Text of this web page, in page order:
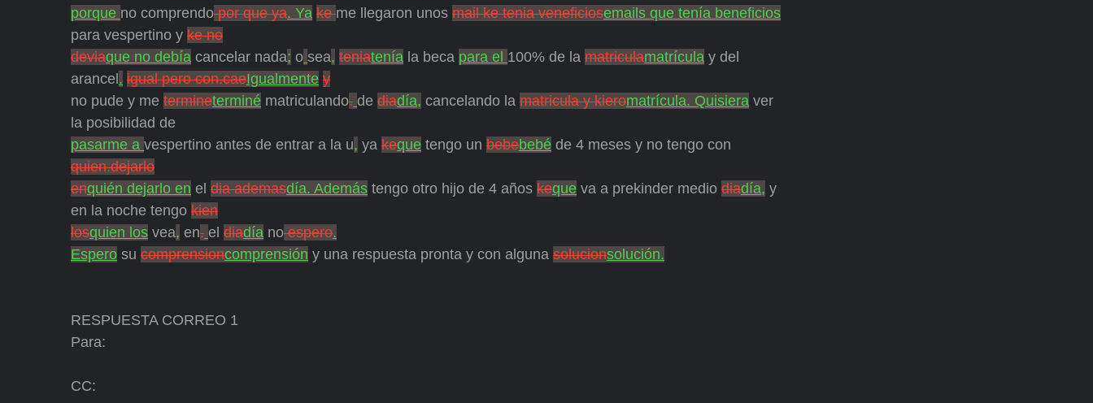
porque no comprendopor que ya. Ya keme llegaron unos mail ke tenia veneficiosemails que tenía beneficios
para vespertino y ke no
deviaque no debía cancelar nada; o sea, teniatenía la beca para el 100% de la matriculamatrícula y del
arancel . igual pero con.caeIgualmente y
no pude y me termineterminé matriculando. de diadía, cancelando la matricula y kieromatrícula. Quisiera ver
la posibilidad de
pasarme a vespertino antes de entrar a la u, ya keque tengo un bebebebé de 4 meses y no tengo con
quien.dejarlo
enquién dejarlo en el dia ademasdía. Además tengo otro hijo de 4 años keque va a prekinder medio diadía, y
en la noche tengo kien
losquien los vea, en. el diadía noespero.
Espero su comprensioncomprensión y una respuesta pronta y con alguna solucionsolución.
RESPUESTA CORREO 1
Para:
CC: